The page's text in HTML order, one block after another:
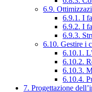
6.9.
6.9.1. I
6.9.2. I
6.9.3.
6.10. Gestire i
6.10.1.
6.10.2.
6.10.3.
6.10.4.
7. Progettazione